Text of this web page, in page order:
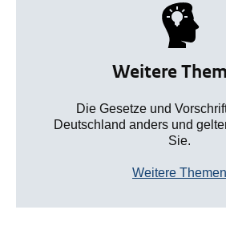
Weitere
Die Gesetze und
Deutschland anders und
Sie.
Weitere Themen